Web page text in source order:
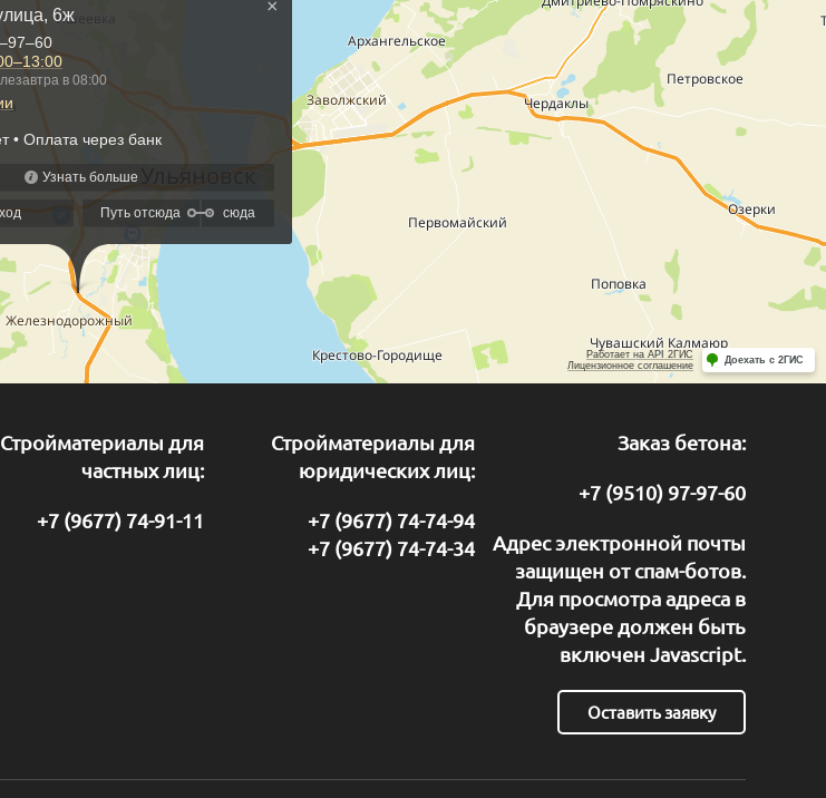
Стройматериалы для
частных лиц:
+7 (9677) 74-91-11
Стройматериалы для
юридических лиц:
+7 (9677) 74-74-94
+7 (9677) 74-74-34
Заказ бетона:
+7 (9510) 97-97-60
Адрес электронной почты
защищен от спам-ботов.
Для просмотра адреса в
браузере должен быть
включен Javascript.
Оставить заявку